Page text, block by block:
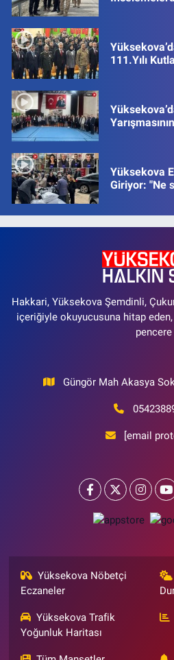
111.Yılı
Yüksekova
Giriyor: "Ne
Hakkari, Yüksekova Şemdinli,
içeriğiyle okuyucusuna hitap
pencere
Güngör Mah Akasya
[email
Yüksekova Nöbetçi
Eczaneler
Yüksekova Trafik
Yoğunluk Haritası